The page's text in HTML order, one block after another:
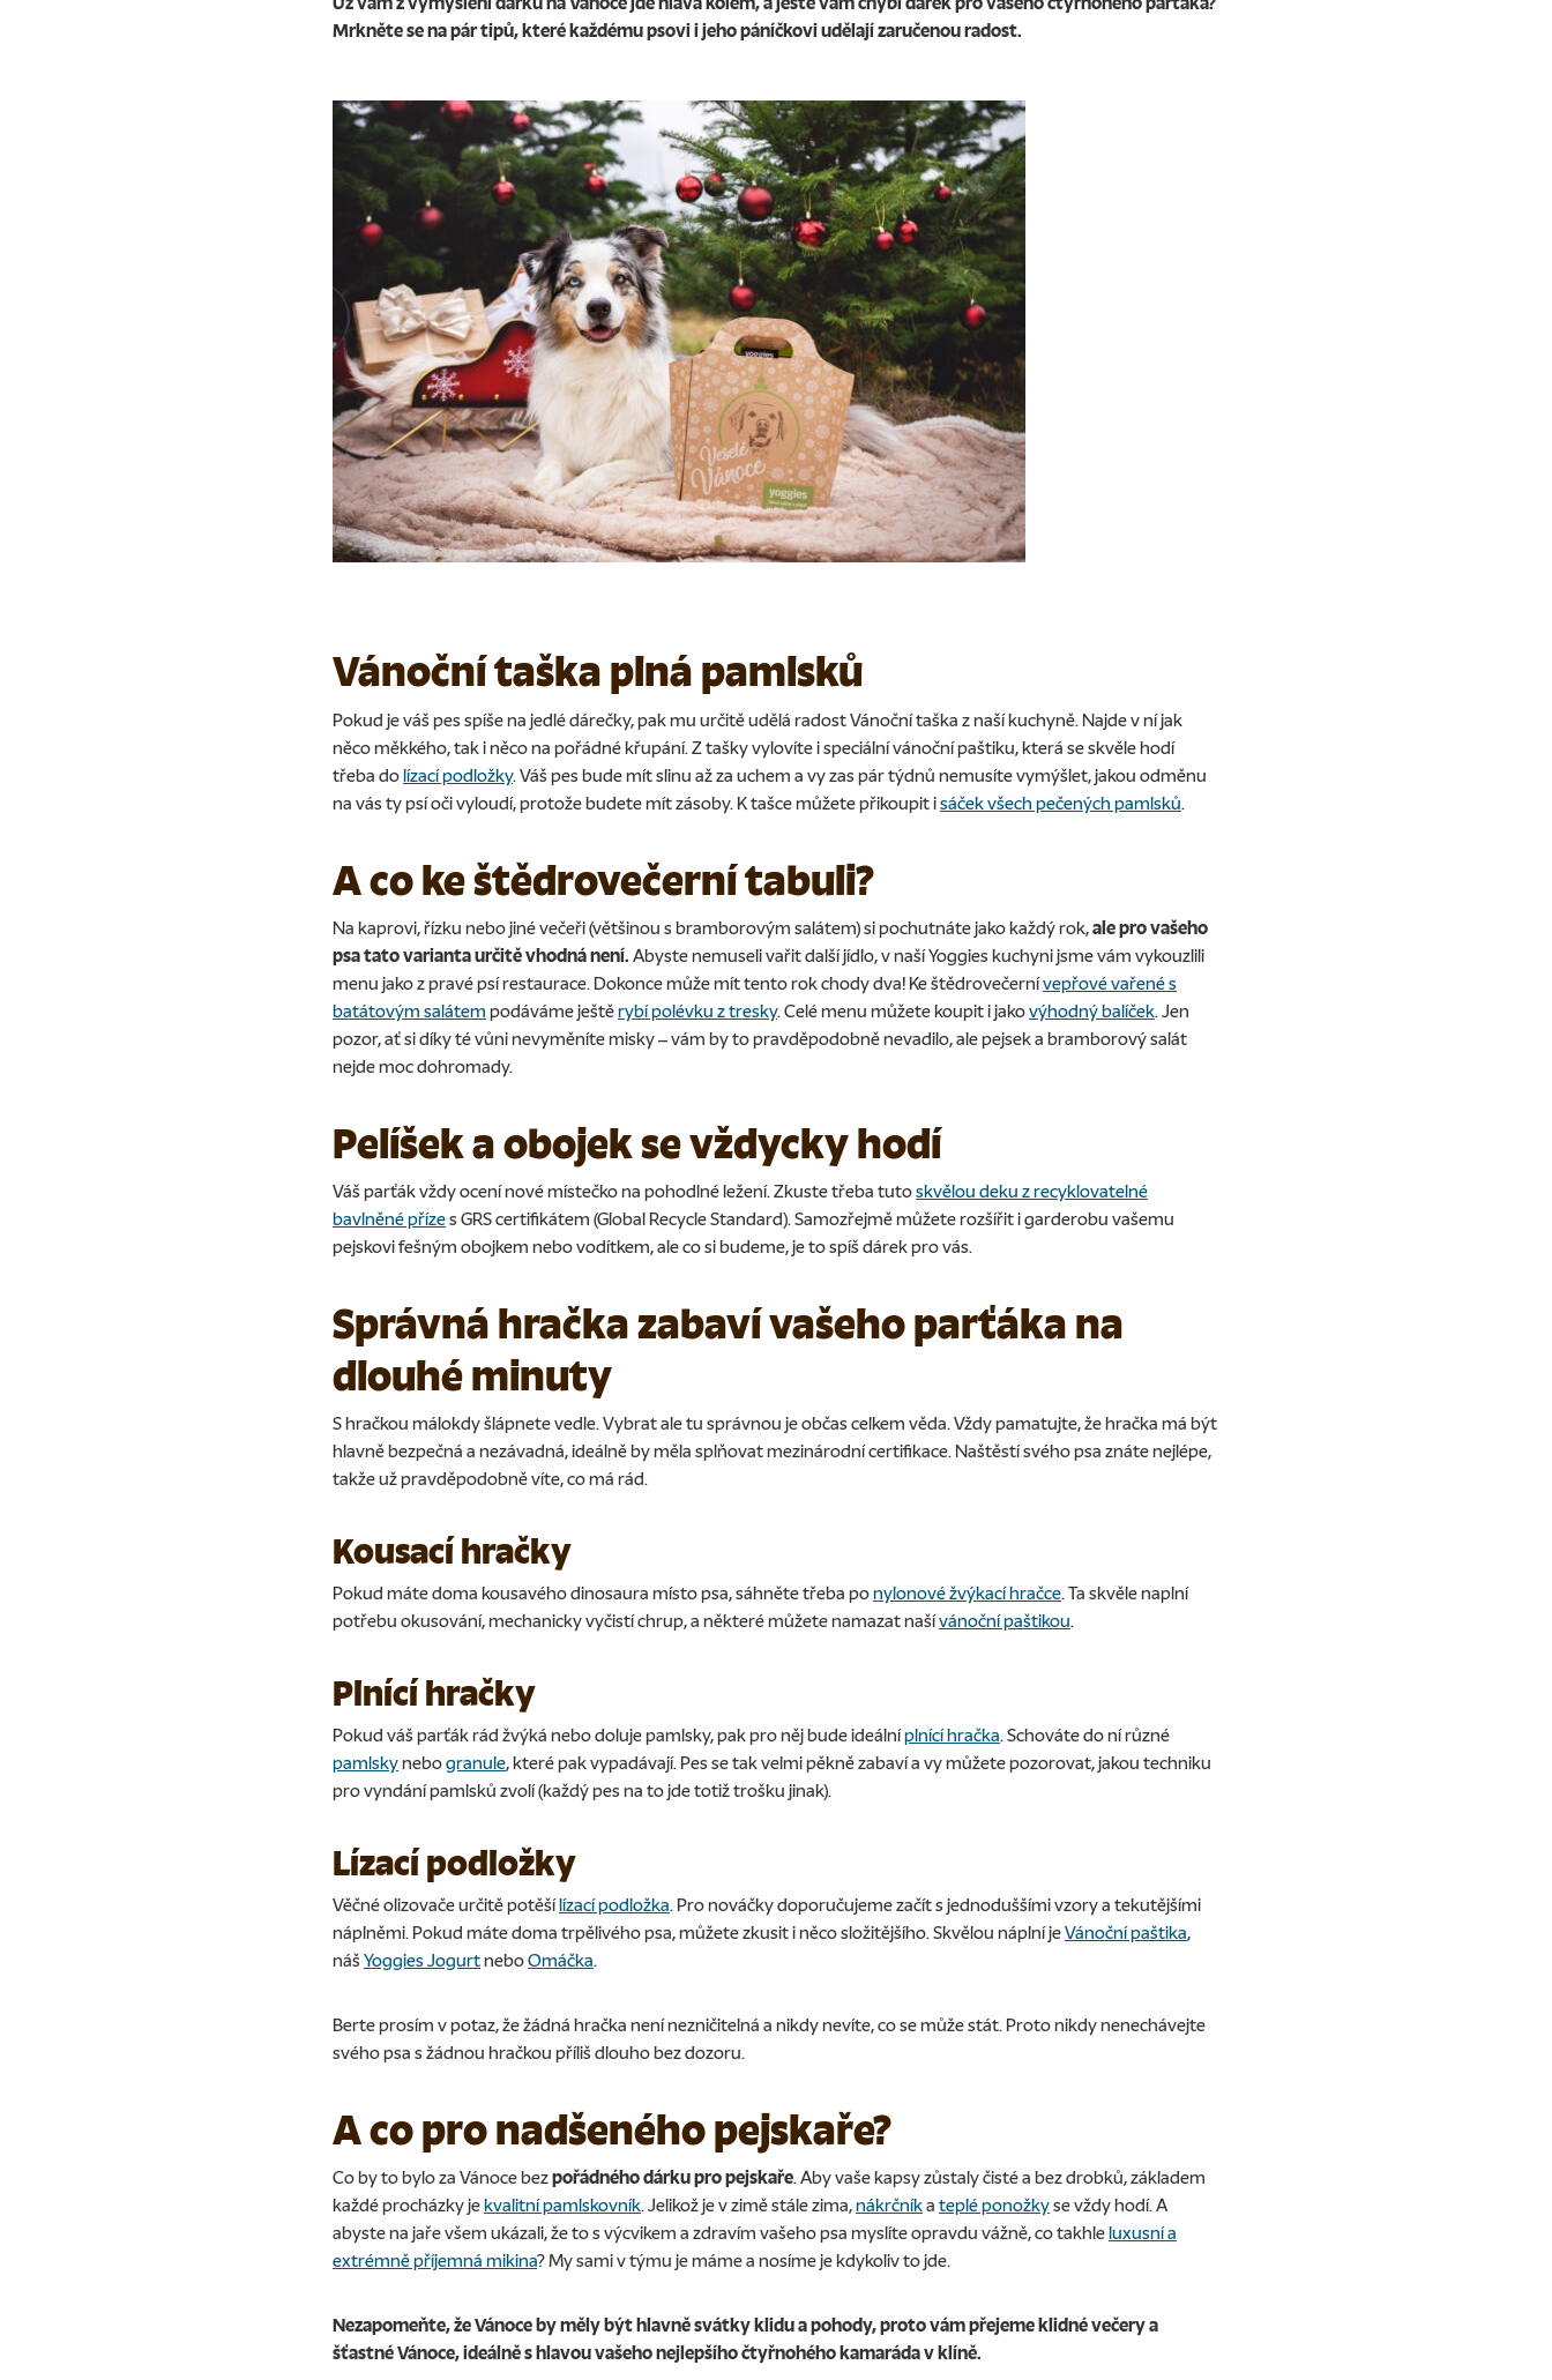
Mrkněte se na pár tipů, které každému psovi i jeho páníčkovi udělají zaručenou radost.
Vánoční taška plná pamlsků
Pokud je váš pes spíše na jedlé dárečky, pak mu určitě udělá radostVánoční taška z naší kuchyně. Najde v ní jak
něco měkkého, tak i něco na pořádné křupání. Z tašky vylovíte i speciálnívánoční paštiku, která se skvěle hodí
třeba dolízací podložky. Váš pes bude mít slinu až za uchem a vy zas pár týdnů nemusíte vymýšlet, jakou odměnu
na vás ty psí oči vyloudí, protože budete mít zásoby. K tašce můžete přikoupit isáček všech pečených pamlsků.
A co ke štědrovečerní tabuli?
Na kaprovi, řízku nebo jiné večeři (většinou s bramborovým salátem) si pochutnáte jako každý rok,ale pro vašeho
psa tato varianta určitě vhodná není. Abyste nemuseli vařit další jídlo, v naší Yoggies kuchyni jsme vám vykouzlili
menu jako z pravé psí restaurace. Dokonce může mít tento rok chody dva! Ke štědrovečernívepřové vařené s
batátovým salátem podáváme ještěrybí polévku z tresky. Celé menu můžete koupit i jakovýhodný balíček. Jen
pozor, ať si díky té vůni nevyměníte misky – vám by to pravděpodobně nevadilo, ale pejsek a bramborový salát
nejde moc dohromady.
Pelíšek a obojek se vždycky hodí
Váš parťák vždy ocení nové místečko na pohodlné ležení. Zkuste třeba tutoskvělou deku z recyklovatelné
bavlněné přízes GRS certifikátem (Global Recycle Standard). Samozřejmě můžete rozšířit i garderobu vašemu
pejskovi fešným obojkem nebo vodítkem, ale co si budeme, je to spíš dárek pro vás.
Správná hračka zabaví vašeho parťáka na
dlouhé minuty
S hračkou málokdy šlápnete vedle. Vybrat ale tu správnou je občas celkem věda. Vždy pamatujte, že hračka má být
hlavně bezpečná a nezávadná, ideálně by měla splňovat mezinárodní certifikace. Naštěstí svého psa znáte nejlépe,
takže už pravděpodobně víte, co má rád.
Kousací hračky
Pokud máte doma kousavého dinosaura místo psa, sáhněte třeba ponylonové žvýkací hračce. Ta skvěle naplní
potřebu okusování, mechanicky vyčistí chrup, a některé můžete namazat našívánoční paštikou.
Plnící hračky
Pokud váš parťák rád žvýká nebo doluje pamlsky, pak pro něj bude ideálníplnící hračka. Schováte do ní různé
pamlskynebogranule, které pak vypadávají. Pes se tak velmi pěkně zabaví a vy můžete pozorovat, jakou techniku
pro vyndání pamlsků zvolí (každý pes na to jde totiž trošku jinak).
Lízací podložky
Věčné olizovače určitě potěšílízací podložka. Pro nováčky doporučujeme začít s jednoduššími vzory a tekutějšími
náplněmi. Pokud máte doma trpělivého psa, můžete zkusit i něco složitějšího. Skvělou náplní jeVánoční paštika,
náš Yoggies JogurtneboOmáčka.
Berte prosím v potaz, že žádná hračka není nezničitelná a nikdy nevíte, co se může stát. Proto nikdy nenechávejte
svého psa s žádnou hračkou příliš dlouho bez dozoru.
A co pro nadšeného pejskaře?
Co by to bylo za Vánoce bezpořádného dárku pro pejskaře. Aby vaše kapsy zůstaly čisté a bez drobků, základem
každé procházky jekvalitní pamlskovník. Jelikož je v zimě stále zima,nákrčníka teplé ponožkyse vždy hodí. A
abyste na jaře všem ukázali, že to s výcvikem a zdravím vašeho psa myslíte opravdu vážně, co takhleluxusní a
extrémně příjemná mikina? My sami v týmu je máme a nosíme je kdykoliv to jde.
Nezapomeňte, že Vánoce by měly být hlavně svátky klidu a pohody, proto vám přejeme klidné večery a
šťastné Vánoce, ideálně s hlavou vašeho nejlepšího čtyřnohého kamaráda v klíně.